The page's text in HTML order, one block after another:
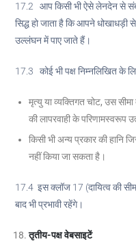
17.2 आप किसी भी ऐसे लेनदेन से
सिद्ध हो जाता है कि आपने धोखाधड़ी
उल्लंघन में पाए जाते हैं।
17.3 कोई भी पक्ष निम्नलिखित के
मृत्यु या व्यक्तिगत चोट, उस
की लापरवाही के परिणामस्वरूप
किसी भी अन्य प्रकार की हानि
नहीं किया जा सकता है।
17.4 इस क्लॉज 17 (दायित्व की
बाद भी प्रभावी रहेंगे।
तृतीय-पक्ष वेबसाइटें